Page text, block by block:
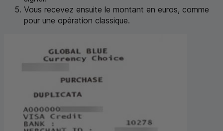
Vous recevez ensuite le montant en euros, comme
pour une opération classique.